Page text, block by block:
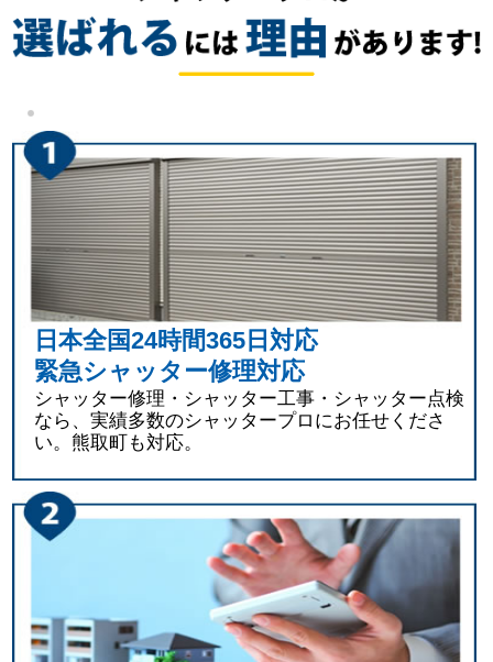
日本全国24時間365日対応
緊急シャッター修理対応
シャッター修理・シャッター工事・シャッター点検
なら、実績多数のシャッタープロにお任せくださ
い。熊取町も対応。